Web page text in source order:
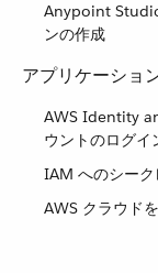
Anypoint
ンの作成
アプリケーショ
AWS Identity
ウントのログイ
IAM へのシー
AWS クラウド